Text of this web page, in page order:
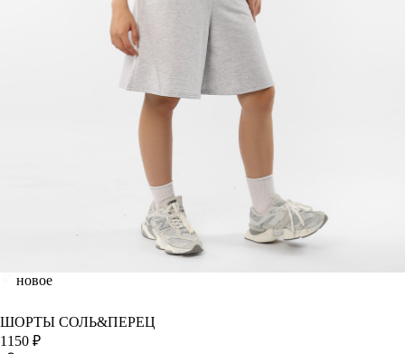
новое
ШОРТЫ СОЛЬ&ПЕРЕЦ
1150 ₽